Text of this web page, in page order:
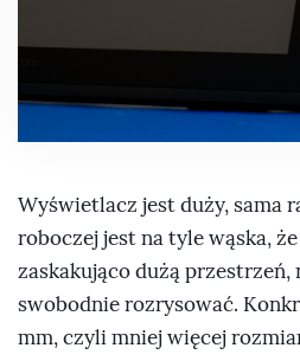
Wyświetlacz jest duży, sama
roboczej jest na tyle wąska,
zaskakująco dużą przestrzeń,
swobodnie rozrysować.
mm, czyli mniej więcej